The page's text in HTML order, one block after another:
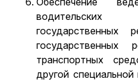
государственных
государственных
транспортных
другой